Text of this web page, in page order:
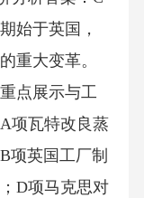
始于英国，
重大变革。
点展示与工
项瓦特改良蒸
项英国工厂制
D项马克思对